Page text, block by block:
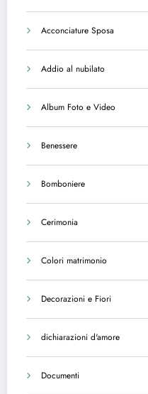
Acconciature Sposa
Addio al nubilato
Album Foto e Video
Benessere
Bomboniere
Cerimonia
Colori matrimonio
Decorazioni e Fiori
dichiarazioni d'amore
Documenti